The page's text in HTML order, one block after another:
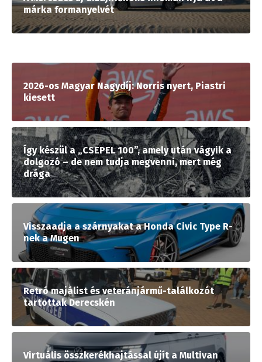
márka formanyelvét
2026-os Magyar Nagydíj: Norris nyert, Piastri
kiesett
Így készül a „CSEPEL 100”, amely után vágyik a
dolgozó – de nem tudja megvenni, mert még
drága
Visszaadja a szárnyakat a Honda Civic Type R-
nek a Mugen
Retró majálist és veteránjármű-találkozót
tartottak Derecskén
Virtuális összkerékhajtással újít a Multivan